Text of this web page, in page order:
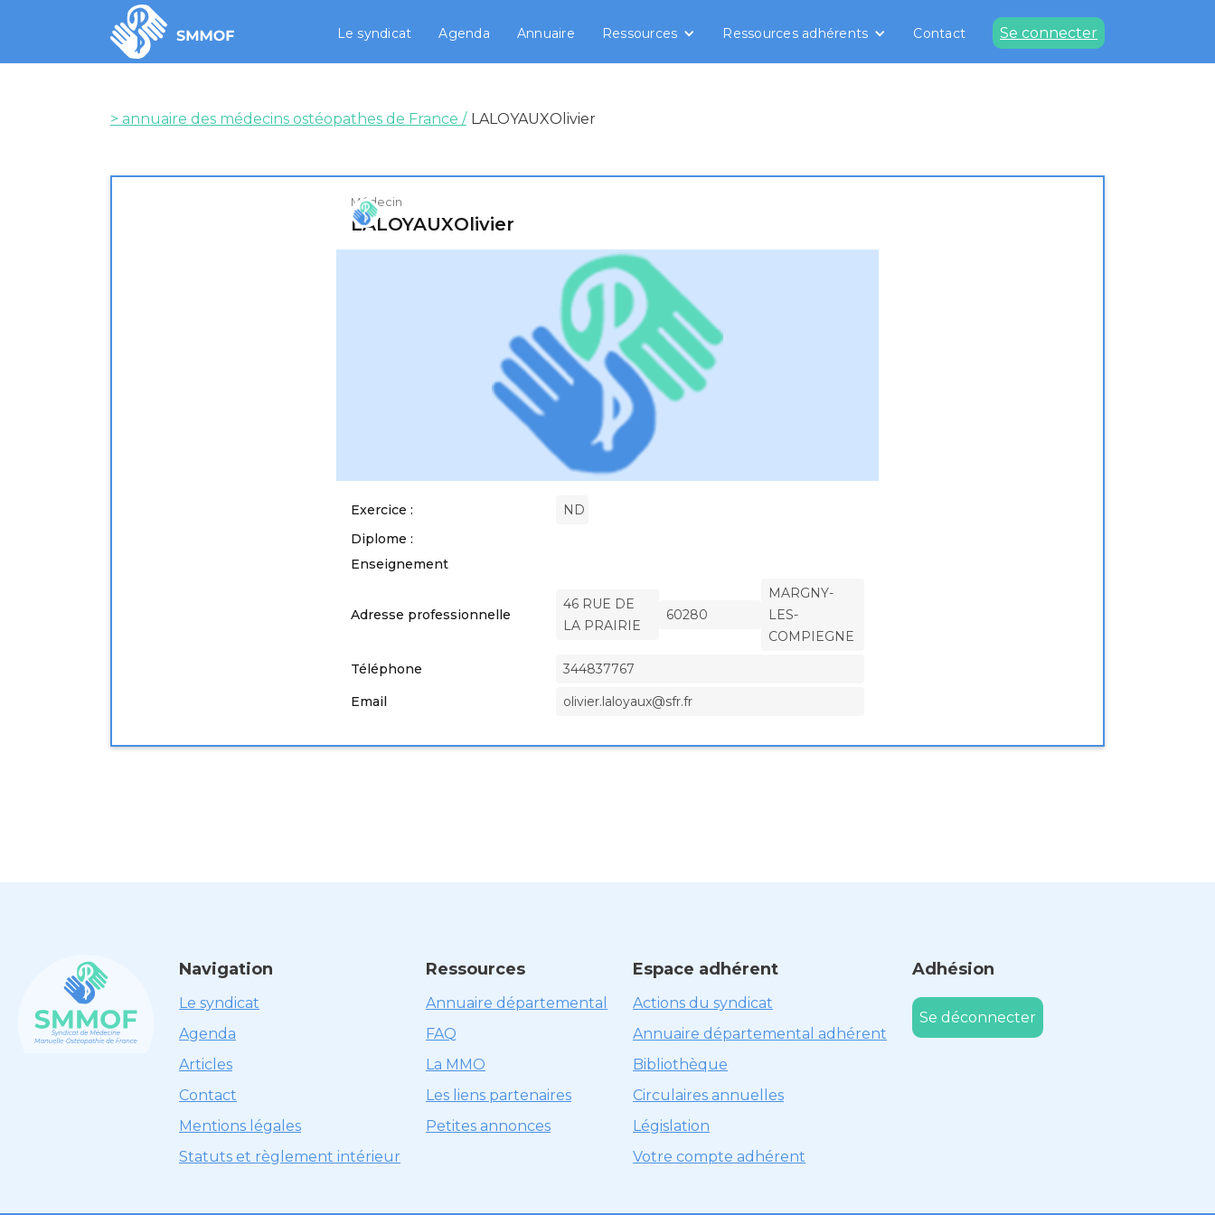
Le syndicat Agenda Annuaire Ressources Ressources adhérents Contact Se connecter
> annuaire des médecins ostéopathes de France / LALOYAUXOlivier
Médecin
LALOYAUXOlivier
Exercice :
ND
Diplome :
Enseignement
Adresse professionnelle
46 RUE DE
LA PRAIRIE
60280
MARGNY-
LES-
COMPIEGNE
Téléphone
344837767
Email
olivier.laloyaux@sfr.fr
Navigation
Le syndicat
Agenda
Articles
Contact
Mentions légales
Statuts et règlement intérieur
Ressources
Annuaire départemental
FAQ
La MMO
Les liens partenaires
Petites annonces
Espace adhérent
Actions du syndicat
Annuaire départemental adhérent
Bibliothèque
Circulaires annuelles
Législation
Votre compte adhérent
Adhésion
Se déconnecter